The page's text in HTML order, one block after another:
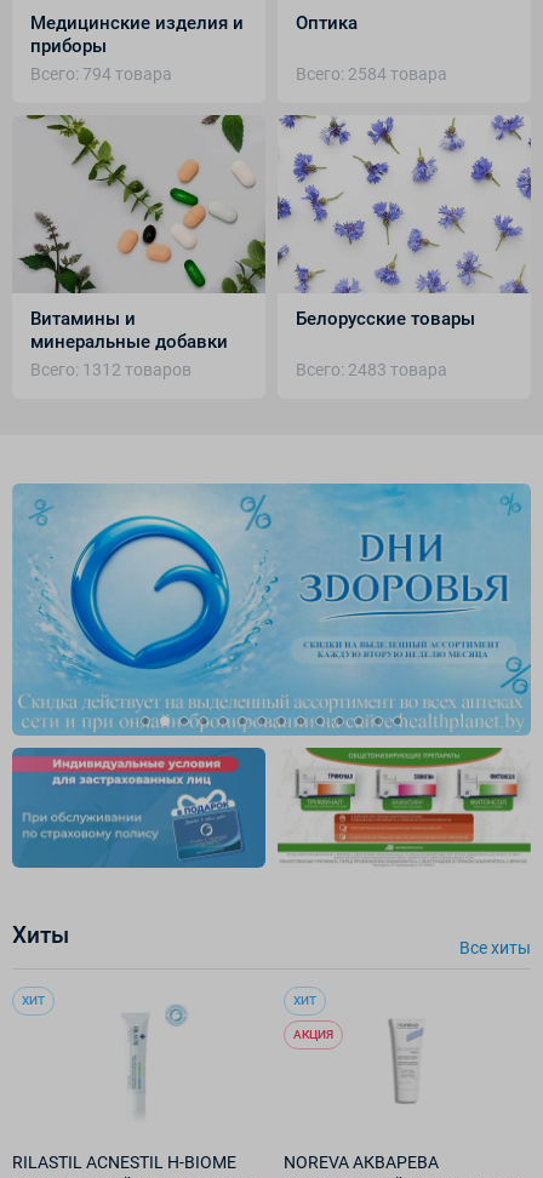
Медицинские изделия и
приборы
Всего: 794 товара
Оптика
Всего: 2584 товара
Витамины и
минеральные добавки
Всего: 1312 товаров
Белорусские товары
Всего: 2483 товара
Хиты Все хиты
ХИТ
RILASTIL ACNESTIL H-BIOME
ХИТ
АКЦИЯ
NOREVA АКВАРЕВА